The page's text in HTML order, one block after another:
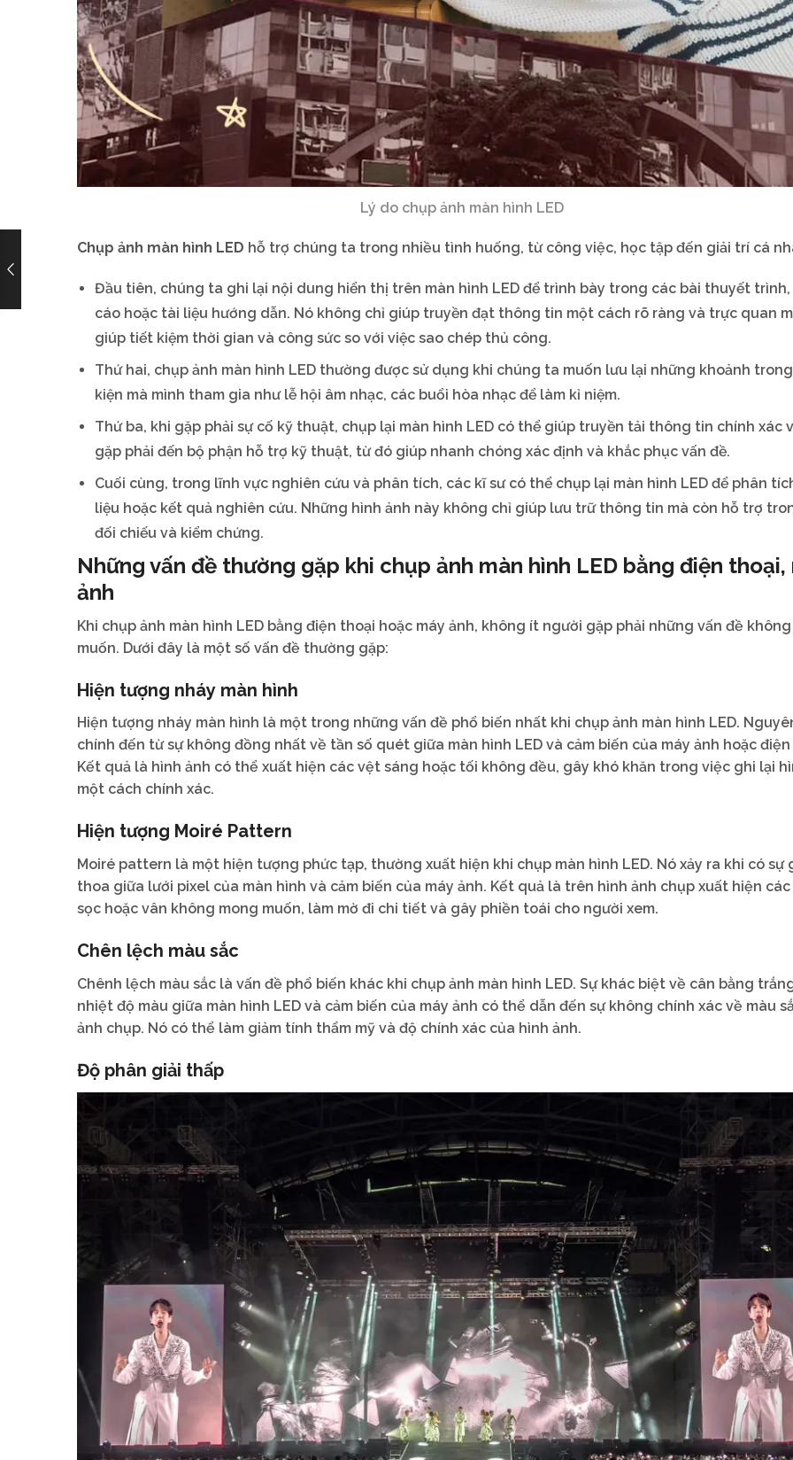
Lý do chụp ảnh màn hình LED
Chụp ảnh màn hình LED hỗ trợ chúng ta trong nhiều tình huống, từ công việc, học tập đến giải trí cá
Đầu tiên, chúng ta ghi lại nội dung hiển thị trên màn hình LED để trình bày trong các bài thuyết trình,
cáo hoặc tài liệu hướng dẫn. Nó không chỉ giúp truyền đạt thông tin một cách rõ ràng và trực quan
giúp tiết kiệm thời gian và công sức so với việc sao chép thủ công.
Thứ hai, chụp ảnh màn hình LED thường được sử dụng khi chúng ta muốn lưu lại những khoảnh
kiện mà mình tham gia như lễ hội âm nhạc, các buổi hòa nhạc để làm kỉ niệm.
Thứ ba, khi gặp phải sự cố kỹ thuật, chụp lại màn hình LED có thể giúp truyền tải thông tin chính xác
gặp phải đến bộ phận hỗ trợ kỹ thuật, từ đó giúp nhanh chóng xác định và khắc phục vấn đề.
Cuối cùng, trong lĩnh vực nghiên cứu và phân tích, các kĩ sư có thể chụp lại màn hình LED để phân
liệu hoặc kết quả nghiên cứu. Những hình ảnh này không chỉ giúp lưu trữ thông tin mà còn hỗ trợ
đối chiếu và kiểm chứng.
Những vấn đề thường gặp khi chụp ảnh màn hình LED bằng điện thoại,
ảnh
Khi chụp ảnh màn hình LED bằng điện thoại hoặc máy ảnh, không ít người gặp phải những vấn đề
muốn. Dưới đây là một số vấn đề thường gặp:
Hiện tượng nháy màn hình
Hiện tượng nháy màn hình là một trong những vấn đề phổ biến nhất khi chụp ảnh màn hình LED.
chính đến từ sự không đồng nhất về tần số quét giữa màn hình LED và cảm biến của máy ảnh hoặc
Kết quả là hình ảnh có thể xuất hiện các vệt sáng hoặc tối không đều, gây khó khăn trong việc ghi lại
một cách chính xác.
Hiện tượng Moiré Pattern
Moiré pattern là một hiện tượng phức tạp, thường xuất hiện khi chụp màn hình LED. Nó xảy ra khi có sự
thoa giữa lưới pixel của màn hình và cảm biến của máy ảnh. Kết quả là trên hình ảnh chụp xuất hiện
sọc hoặc vân không mong muốn, làm mờ đi chi tiết và gây phiền toái cho người xem.
Chên lệch màu sắc
Chênh lệch màu sắc là vấn đề phổ biến khác khi chụp ảnh màn hình LED. Sự khác biệt về cân bằng
nhiệt độ màu giữa màn hình LED và cảm biến của máy ảnh có thể dẫn đến sự không chính xác về màu
ảnh chụp. Nó có thể làm giảm tính thẩm mỹ và độ chính xác của hình ảnh.
Độ phân giải thấp